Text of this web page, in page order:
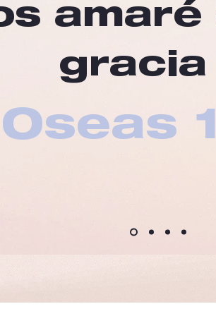
amaré
gracia
Oseas